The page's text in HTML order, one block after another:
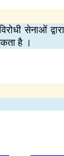
सेनाओं
है ।